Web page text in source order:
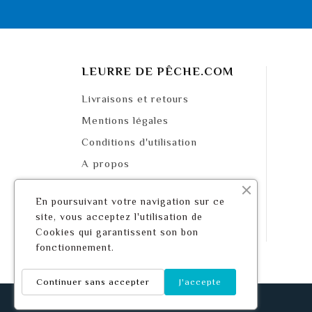
LEURRE DE PÊCHE.COM
Livraisons et retours
Mentions légales
Conditions d'utilisation
A propos
Mappa del sito
Contattaci
En poursuivant votre navigation sur ce
site, vous acceptez l'utilisation de
Cookies qui garantissent son bon
fonctionnement.
J'accepte
Continuer sans accepter